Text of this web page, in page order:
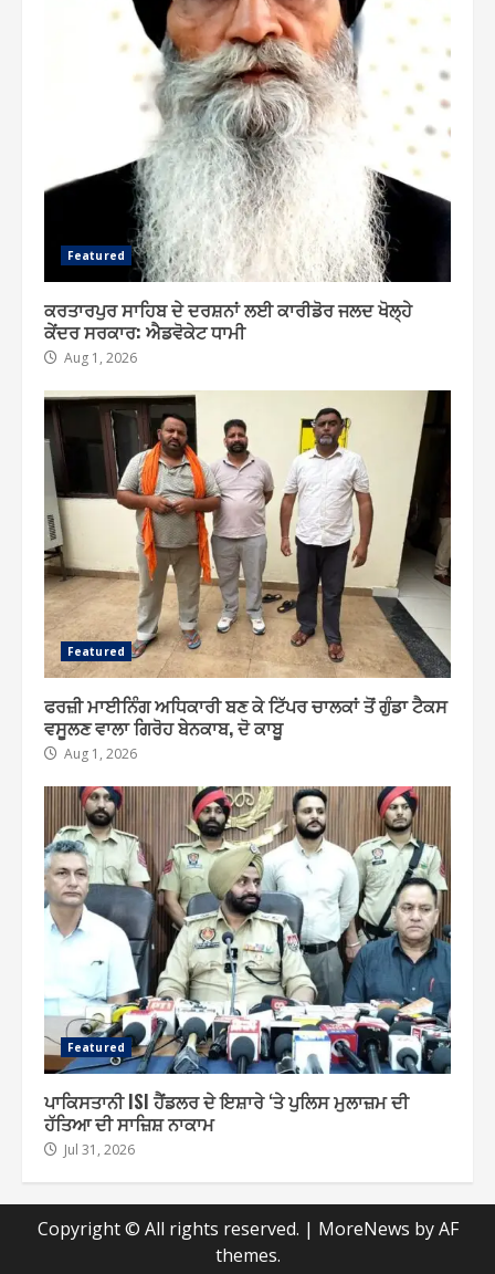
Featured
ਕਰਤਾਰਪੁਰ ਸਾਹਿਬ ਦੇ ਦਰਸ਼ਨਾਂ ਲਈ ਕਾਰੀਡੋਰ ਜਲਦ ਖੋਲ੍ਹੇ
ਕੇਂਦਰ ਸਰਕਾਰ: ਐਡਵੋਕੇਟ ਧਾਮੀ
Aug 1, 2026
Featured
ਫਰਜ਼ੀ ਮਾਈਨਿੰਗ ਅਧਿਕਾਰੀ ਬਣ ਕੇ ਟਿੱਪਰ ਚਾਲਕਾਂ ਤੋਂ ਗੁੰਡਾ ਟੈਕਸ
ਵਸੂਲਣ ਵਾਲਾ ਗਿਰੋਹ ਬੇਨਕਾਬ, ਦੋ ਕਾਬੂ
Aug 1, 2026
Featured
ਪਾਕਿਸਤਾਨੀ ISI ਹੈਂਡਲਰ ਦੇ ਇਸ਼ਾਰੇ ‘ਤੇ ਪੁਲਿਸ ਮੁਲਾਜ਼ਮ ਦੀ
ਹੱਤਿਆ ਦੀ ਸਾਜ਼ਿਸ਼ ਨਾਕਾਮ
Jul 31, 2026
Copyright © All rights reserved. | MoreNews by AF
themes.